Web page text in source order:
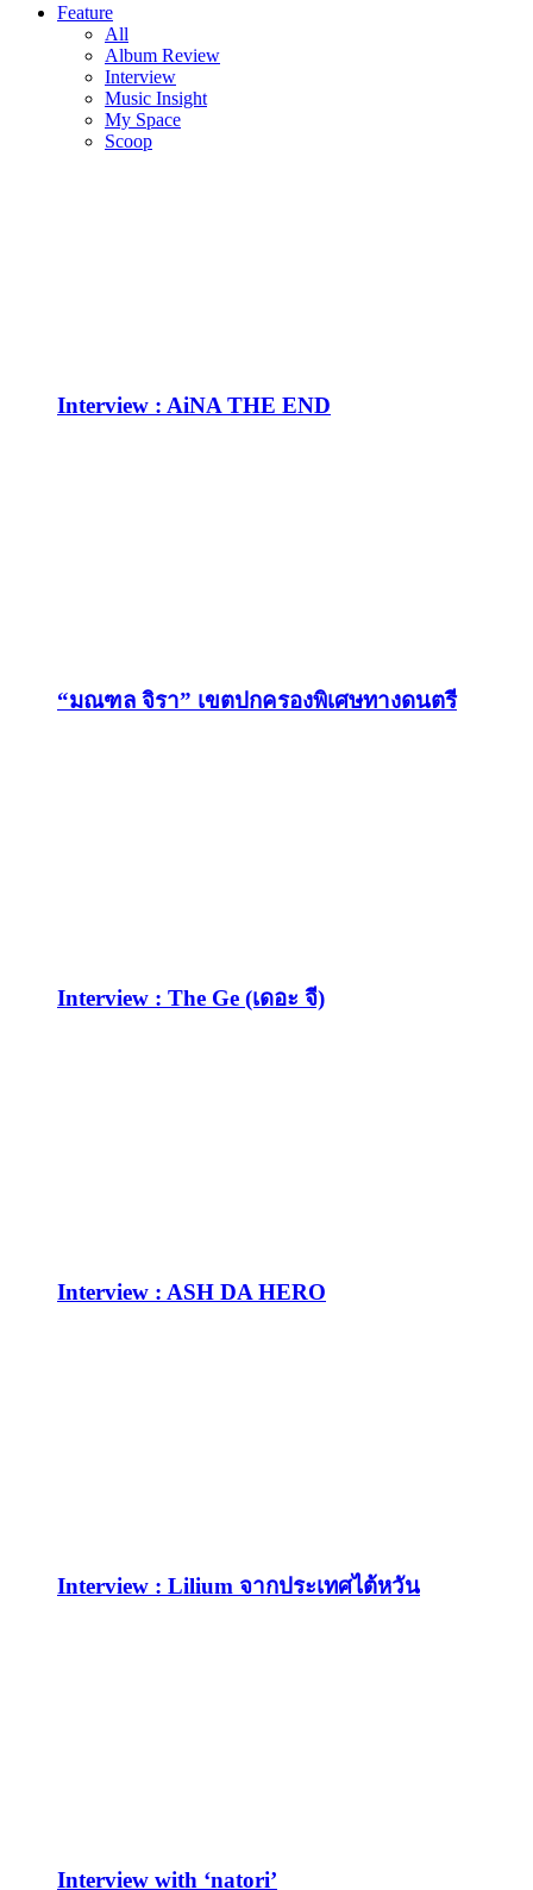
Feature
All
Album Review
Interview
Music Insight
My Space
Scoop
Interview : AiNA THE END
“มณฑล จิรา” เขตปกครองพิเศษทางดนตรี
Interview : The Ge (เดอะ จี)
Interview : ASH DA HERO
Interview : Lilium จากประเทศไต้หวัน
Interview with ‘natori’